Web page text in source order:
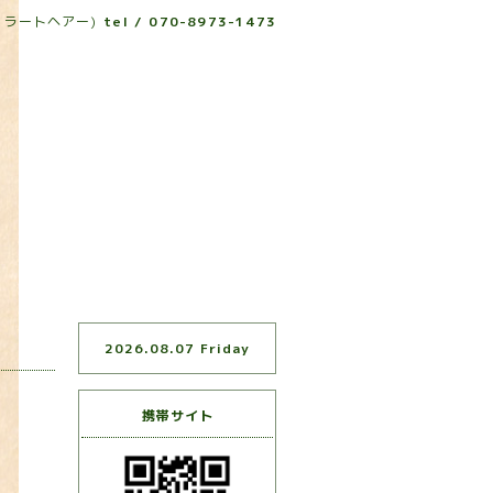
ートヘアー) tel / 070-8973-1473
2026.08.07 Friday
携帯サイト